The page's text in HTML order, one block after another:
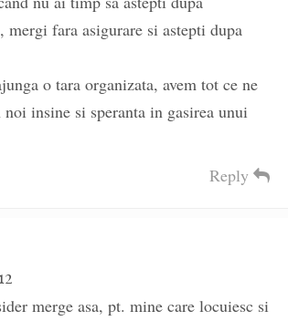
fara asigurare si astepti dupa
o tara organizata, avem tot ce ne
insine si speranta in gasirea unui
Reply
merge asa, pt. mine care locuiesc si